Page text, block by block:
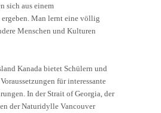
sich aus einem
Man lernt eine völlig
Menschen und Kulturen
Kanada bietet Schülern und
für interessante
In der Strait of Georgia, der
der Naturidylle Vancouver